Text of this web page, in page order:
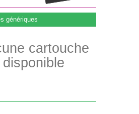
génériques
cartouche
disponible